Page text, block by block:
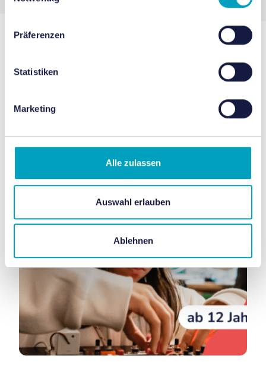
Präferenzen
Statistiken
Marketing
Alle zulassen
Auswahl erlauben
Ablehnen
Vorgeschlagene